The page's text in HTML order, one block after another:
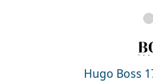
Hugo Boss